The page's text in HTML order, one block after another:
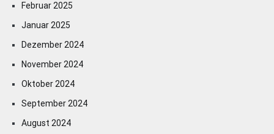
Februar 2025
Januar 2025
Dezember 2024
November 2024
Oktober 2024
September 2024
August 2024